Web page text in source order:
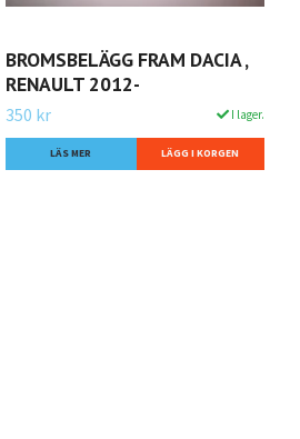
BROMSBELÄGG FRAM DACIA ,
RENAULT 2012-
350 kr I lager.
LÄS MER